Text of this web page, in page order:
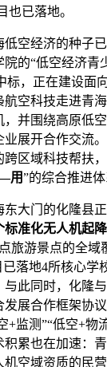
也已落地。
低空经济的种子
院的“低空经济青
标，正在建设面
航空科技走进青
，并围绕高原低
业展开合作交流
跨区域科技帮扶
用”的综合推进体
东大门的化隆县
标准化无人机起
旅游景点的全域
已落地4所核心学
与此同时，化隆
展合作框架协
+监测”“低空+物
累也在加速：
机空域资质的民